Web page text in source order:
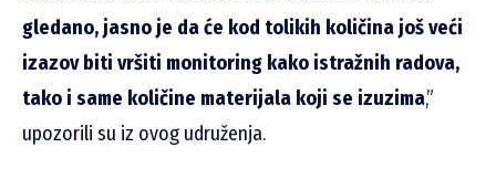
gledano, jasno je da će kod tolikih količina još veći
izazov biti vršiti monitoring kako istražnih radova,
tako i same količine materijala koji se izuzima,”
upozorili su iz ovog udruženja.